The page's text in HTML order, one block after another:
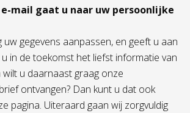
mail gaat u naar uw persoonlijke
uw gegevens aanpassen, en geeft u aan
in de toekomst het liefst informatie van
wilt u daarnaast graag onze
ontvangen? Dan kunt u dat ook
pagina. Uiteraard gaan wij zorgvuldig